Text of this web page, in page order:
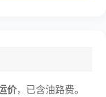
价，已含油路费。